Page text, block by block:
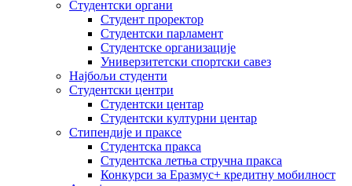
Студентски органи
Студент проректор
Студентски парламент
Студентске организације
Универзитетски спортски савез
Најбољи студенти
Студентски центри
Студентски центар
Студентски културни центар
Стипендије и праксе
Студентска пракса
Студентска летња стручна пракса
Конкурси за Еразмус+ кредитну мобилност